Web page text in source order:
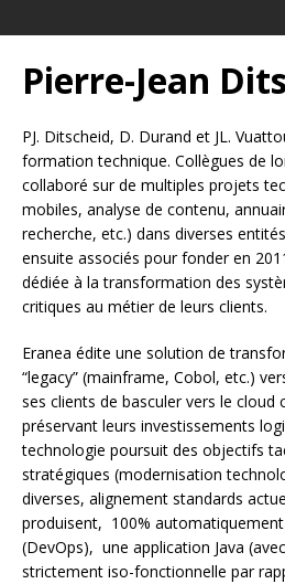
Pierre-Jean
PJ. Ditscheid, D. Durand et JL.
formation technique. Collègues de
collaboré sur de multiples projets
mobiles, analyse de contenu,
recherche, etc.) dans diverses
ensuite associés pour fonder en
dédiée à la transformation des
critiques au métier de leurs clients.
Eranea édite une solution de
“legacy” (mainframe, Cobol, etc.)
ses clients de basculer vers le cloud
préservant leurs investissements
technologie poursuit des objectifs
stratégiques (modernisation
diverses, alignement standards
produisent, 100%
(DevOps), une application Java
strictement iso-fonctionnelle par